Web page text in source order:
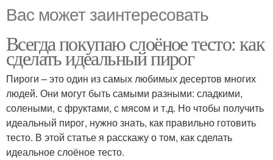
Вас может заинтересовать
Всегда покупаю слоёное тесто: как
сделать идеальный пирог
Пироги – это один из самых любимых десертов многих
людей. Они могут быть самыми разными: сладкими,
солеными, с фруктами, с мясом и т.д. Но чтобы получить
идеальный пирог, нужно знать, как правильно готовить
тесто. В этой статье я расскажу о том, как сделать
идеальное слоёное тесто.